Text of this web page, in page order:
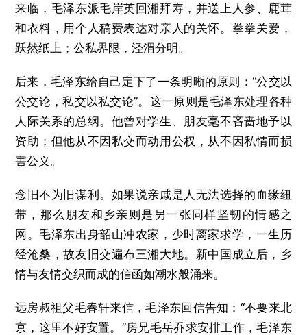
来临，毛泽东派毛岸英回湘拜寿，并送上人参、鹿茸
和衣料，用个人稿费表达对亲人的关怀。拳拳关爱，
跃然纸上；公私界限，泾渭分明。
后来，毛泽东给自己定下了一条明晰的原则：“公交以
公交论，私交以私交论”。这一原则是毛泽东处理各种
人际关系的总纲。他曾对学生、朋友毫不吝啬地予以
资助；但他从不因私交而动用公权，从不因私情而损
害公义。
念旧不为旧谋利。如果说亲戚是人无法选择的血缘纽
带，那么朋友和乡亲则是另一张同样坚韧的情感之
网。毛泽东出身韶山冲农家，少时离家求学，一生历
经沧桑，故友旧交遍布三湘大地。新中国成立后，乡
情与友情交织而成的信函如潮水般涌来。
远房叔祖父毛春轩来信，毛泽东回信告知：“不要来北
京，这里不好安置。”房兄毛岳乔求安排工作，毛泽东